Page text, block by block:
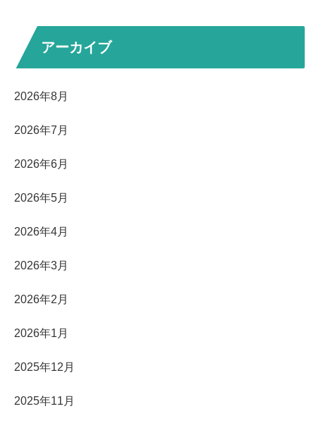
アーカイブ
2026年8月
2026年7月
2026年6月
2026年5月
2026年4月
2026年3月
2026年2月
2026年1月
2025年12月
2025年11月